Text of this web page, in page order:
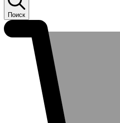
Поиск